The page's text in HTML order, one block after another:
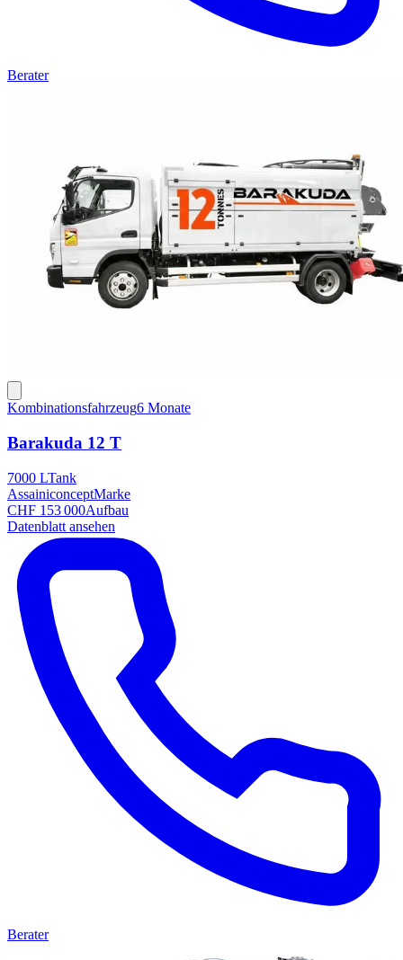
Berater
Kombinationsfahrzeug6 Monate
Barakuda 12 T
7000 LTank
AssainiconceptMarke
CHF 153 000Aufbau
Datenblatt ansehen
Berater